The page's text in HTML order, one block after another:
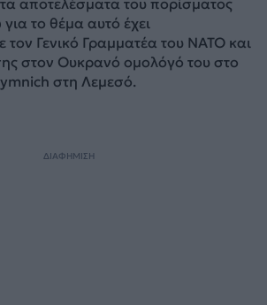
το θέμα αυτό έχει
τον Γενικό Γραμματέα του ΝΑΤΟ και
στον Ουκρανό ομολόγό του στο
στη Λεμεσό.
ΔΙΑΦΗΜΙΣΗ